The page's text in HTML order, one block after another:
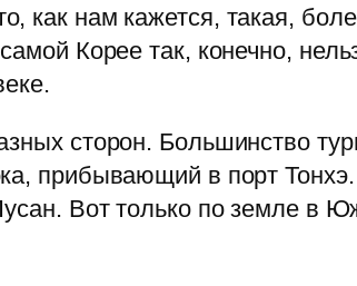
нам кажется, такая,
Корее так, конечно,
сторон. Большинство
прибывающий в порт
Вот только по земле в